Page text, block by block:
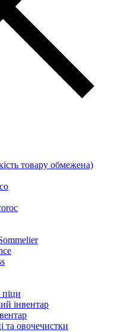
товару обмежена)
піци
інвентар
та овочечистки